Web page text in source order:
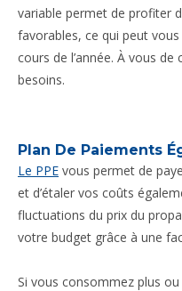
variable permet de profiter
favorables, ce qui peut
cours de l’année. À vous
besoins.
Plan De Paiements
Le PPE vous permet de
et d’étaler vos coûts
fluctuations du prix du
votre budget grâce à une
Si vous consommez plus